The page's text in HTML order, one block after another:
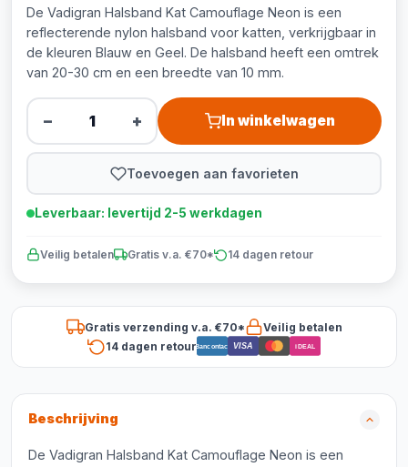
De Vadigran Halsband Kat Camouflage Neon is een
reflecterende nylon halsband voor katten, verkrijgbaar in
de kleuren Blauw en Geel. De halsband heeft een omtrek
van 20-30 cm en een breedte van 10 mm.
− + In winkelwagen
Toevoegen aan favorieten
Leverbaar: levertijd 2-5 werkdagen
Veilig betalen Gratis v.a. €70* 14 dagen retour
Gratis verzending v.a. €70*
Veilig betalen
14 dagen retourBancontact VISA iDEAL
Beschrijving
De Vadigran Halsband Kat Camouflage Neon is een